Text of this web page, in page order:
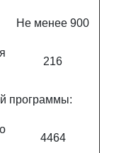
Не менее 900
216
программы:
4464